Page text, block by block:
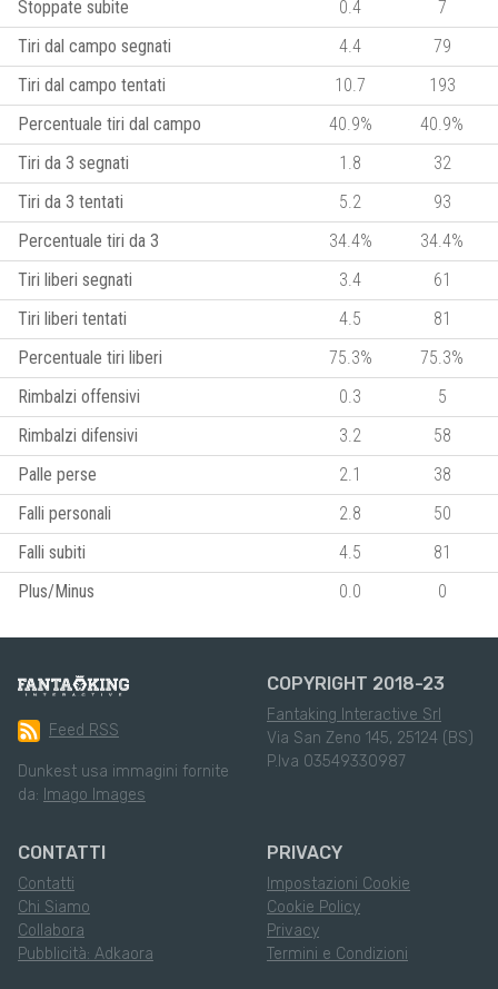
Stoppate subite
0.4
7
Tiri dal campo segnati
4.4
79
Tiri dal campo tentati
10.7
193
Percentuale tiri dal campo
40.9%
40.9%
Tiri da 3 segnati
1.8
32
Tiri da 3 tentati
5.2
93
Percentuale tiri da 3
34.4%
34.4%
Tiri liberi segnati
3.4
61
Tiri liberi tentati
4.5
81
Percentuale tiri liberi
75.3%
75.3%
Rimbalzi offensivi
0.3
5
Rimbalzi difensivi
3.2
58
Palle perse
2.1
38
Falli personali
2.8
50
Falli subiti
4.5
81
Plus/Minus
0.0 0
Feed RSS
Dunkest usa immagini fornite
da: Imago Images
COPYRIGHT 2018-23
Fantaking Interactive Srl
Via San Zeno 145, 25124 (BS)
P.Iva 03549330987
CONTATTI
Contatti
Chi Siamo
Collabora
Pubblicità: Adkaora
PRIVACY
Impostazioni Cookie
Cookie Policy
Privacy
Termini e Condizioni